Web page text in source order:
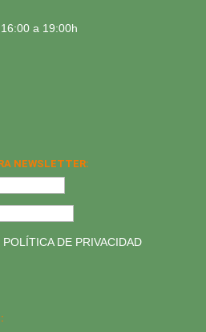
a 19:00h
NEWSLETTER:
POLÍTICA DE PRIVACIDAD